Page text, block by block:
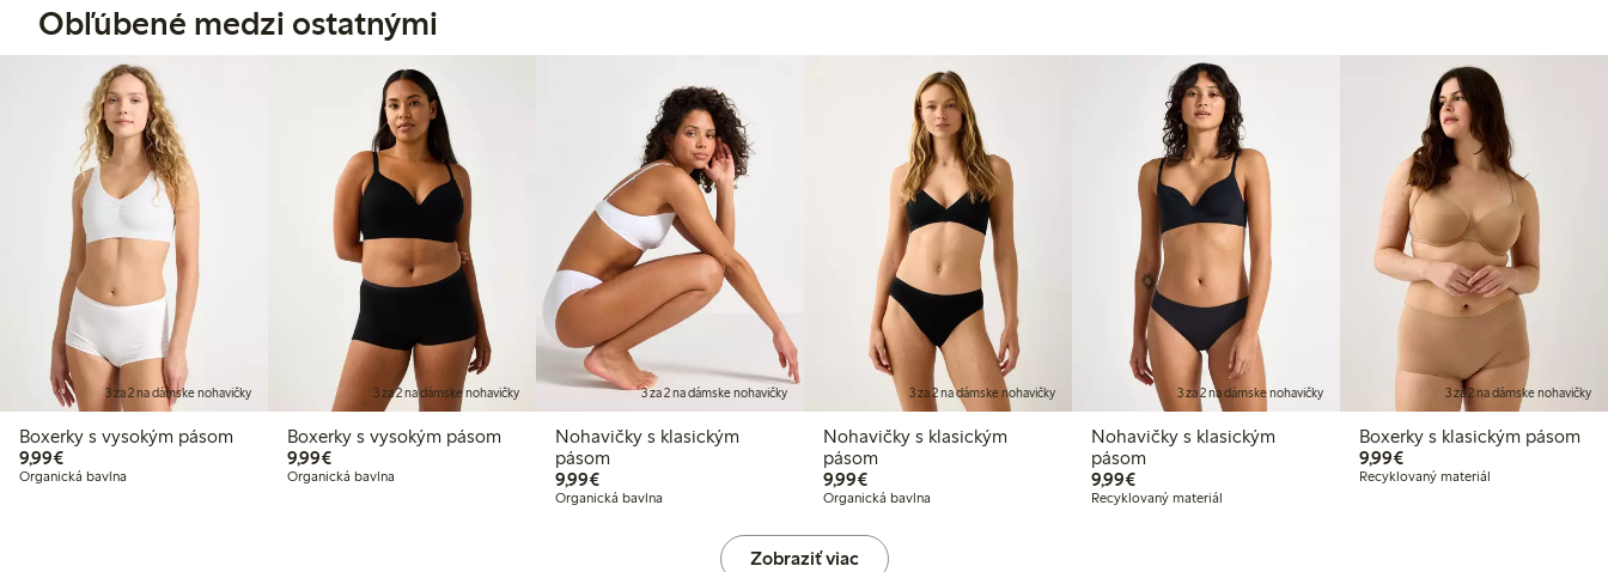
Obľúbené medzi ostatnými
3 za 2 na dámske nohavičky
Boxerky s vysokým pásom
9,99€9,99 €
Organická bavlna
3 za 2 na dámske nohavičky
Boxerky s vysokým pásom
9,99€9,99 €
Organická bavlna
3 za 2 na dámske nohavičky
Nohavičky s klasickým
pásom
9,99€9,99 €
Organická bavlna
3 za 2 na dámske nohavičky
Nohavičky s klasickým
pásom
9,99€9,99 €
Organická bavlna
3 za 2 na dámske nohavičky
Nohavičky s klasickým
pásom
9,99€9,99 €
Recyklovaný materiál
3 za 2 na dámske nohavičky
Boxerky s klasickým pásom
9,99€9,99 €
Recyklovaný materiál
Zobraziť viac